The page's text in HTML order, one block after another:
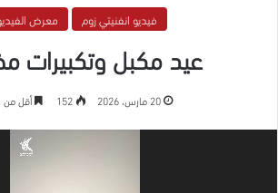
فيديو انفنيتي زوم معرض
عيد مكبل وتكبيرات
20 مارس، 2026 152 أقل من
مشغل